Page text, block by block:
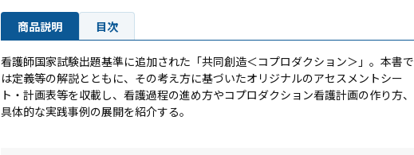
商品説明 目次
看護師国家試験出題基準に追加された「共同創造＜コプロダクション＞」。本書で
は定義等の解説とともに、その考え方に基づいたオリジナルのアセスメントシー
ト・計画表等を収載し、看護過程の進め方やコプロダクション看護計画の作り方、
具体的な実践事例の展開を紹介する。